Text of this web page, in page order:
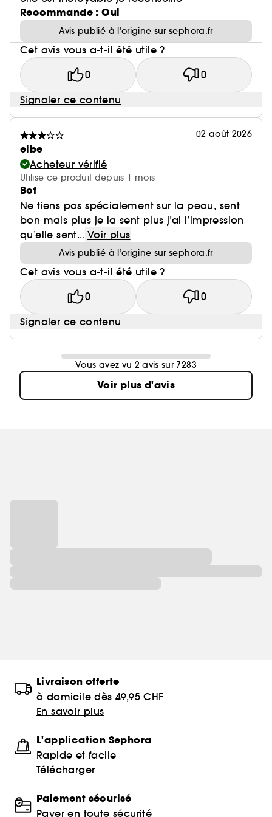
Recommande : Oui
Avis publié à l’origine sur sephora.fr
Cet avis vous a-t-il été utile ?
0 0
Signaler ce contenu
02 août 2026
elbe
Acheteur vérifié
Utilise ce produit depuis 1 mois
Bof
Ne tiens pas spécialement sur la peau, sent
bon mais plus je la sent plus j’ai l’impression
qu’elle sent... Voir plus
Avis publié à l’origine sur sephora.fr
Cet avis vous a-t-il été utile ?
0 0
Signaler ce contenu
Vous avez vu 2 avis sur 7283
Voir plus d'avis
Livraison offerte
à domicile dès 49,95 CHF
En savoir plus
L'application Sephora
Rapide et facile
Télécharger
Paiement sécurisé
Payer en toute sécurité